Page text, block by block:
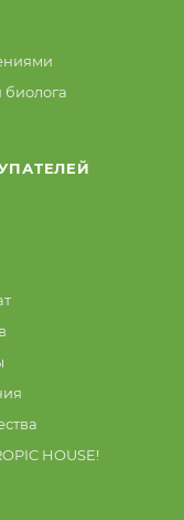
биолога
HOUSE!